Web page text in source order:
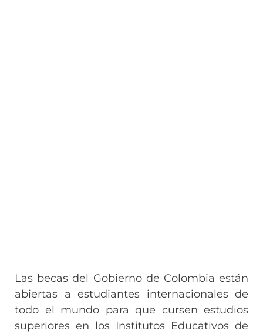
Las becas del Gobierno de Colombia están
abiertas a estudiantes internacionales de
todo el mundo para que cursen estudios
superiores en los Institutos Educativos de